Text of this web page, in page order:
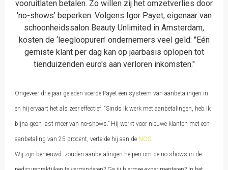
vooruitlaten betalen. Zo willen zij het omzetverlies door
'no-shows' beperken. Volgens Igor Payet, eigenaar van
schoonheidssalon Beauty Unlimited in Amsterdam,
kosten de ‘leegloopuren’ ondernemers veel geld: "Eén
gemiste klant per dag kan op jaarbasis oplopen tot
tienduizenden euro's aan verloren inkomsten."
Ongeveer drie jaar geleden voerde Payet een systeem van aanbetalingen in
en hij ervaart het als zeer effectief: “Sinds ik werk met aanbetalingen, heb ik
bijna geen last meer van no-shows.” Hij werkt voor nieuwe klanten met een
aanbetaling van 25 procent, vertelde hij aan de NOS.
Wij zijn benieuwd: zouden aanbetalingen helpen om de no-shows in de